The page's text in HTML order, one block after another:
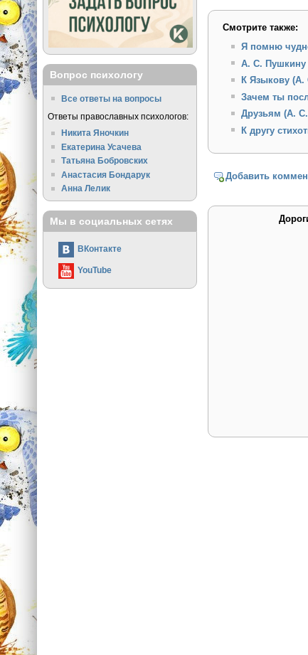
Смотрите также:
Я помню
А. С.
К Языкову
Зачем ты
Друзьям (А.
К другу
Добавить
Вопрос психологу
Все ответы на вопросы
Ответы православных психологов:
Никита Яночкин
Екатерина Усачева
Татьяна Бобровских
Анастасия Бондарук
Анна Лелик
Мы в социальных сетях
ВКонтакте
YouTube